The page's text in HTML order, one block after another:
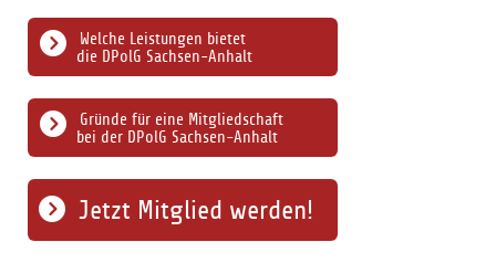
Gründe für eine Mitgliedschaft
bei der DPolG Sachsen-Anhalt
Welche Leistungen bietet
die DPolG Sachsen-Anhalt
Jetzt Mitglied werden!